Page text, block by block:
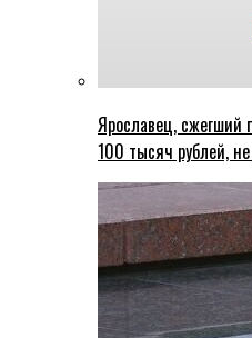
Ярославец, сжегший
100 тысяч рублей,